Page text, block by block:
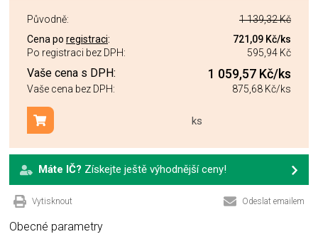
Původně:
1 139,32 Kč
Cena po registraci: 721,09 Kč/ks
Po registraci bez DPH:
595,94 Kč
Vaše cena s DPH: 1 059,57 Kč/ks
Vaše cena bez DPH: 875,68 Kč/ks
ks
Přidat do košíku
Máte IČ? Získejte ještě výhodnější ceny!
Vytisknout Odeslat emailem
Obecné parametry